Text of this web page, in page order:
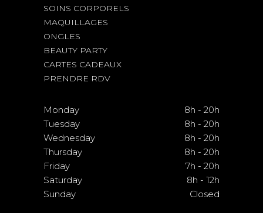
SOINS CORPORELS
MAQUILLAGES
ONGLES
BEAUTY PARTY
CARTES CADEAUX
PRENDRE RDV
Monday 8h - 20h
Tuesday
8h - 20h
Wednesday
8h - 20h
Thursday
8h - 20h
Friday
7h - 20h
Saturday
8h - 12h
Sunday
Closed